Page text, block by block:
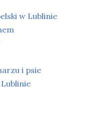
w Lublinie
i psie